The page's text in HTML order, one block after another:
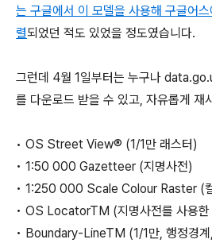
는 구글에서 이 모델을 사용해 구글어
렬되었던 적도 있었을 정도였습니다.
그런데 4월 1일부터는 누구나
를 다운로드 받을 수 있고, 자유롭게 재
• OS Street View® (1/1만 래스터)
• 1:50 000 Gazetteer (지명사전)
• 1:250 000 Scale Colour Raster (
• OS LocatorTM (지명사전를 사용한
• Boundary-LineTM (1/1만, 행정경계